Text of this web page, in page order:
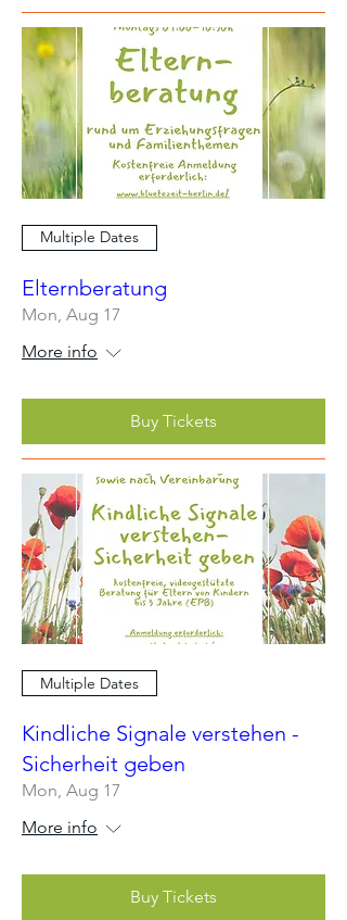
Multiple Dates
Elternberatung
Mon, Aug 17
More info
Buy Tickets
Multiple Dates
Kindliche Signale verstehen -
Sicherheit geben
Mon, Aug 17
More info
Buy Tickets